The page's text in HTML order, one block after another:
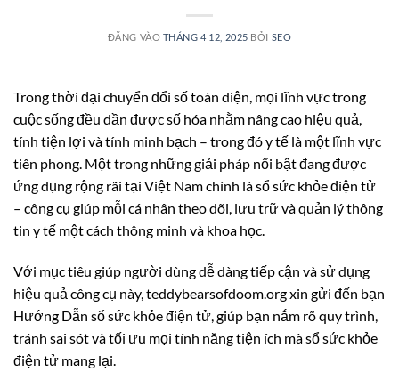
ĐĂNG VÀO THÁNG 4 12, 2025 BỞI SEO
Trong thời đại chuyển đổi số toàn diện, mọi lĩnh vực trong
cuộc sống đều dần được số hóa nhằm nâng cao hiệu quả,
tính tiện lợi và tính minh bạch – trong đó y tế là một lĩnh vực
tiên phong. Một trong những giải pháp nổi bật đang được
ứng dụng rộng rãi tại Việt Nam chính là sổ sức khỏe điện tử
– công cụ giúp mỗi cá nhân theo dõi, lưu trữ và quản lý thông
tin y tế một cách thông minh và khoa học.
Với mục tiêu giúp người dùng dễ dàng tiếp cận và sử dụng
hiệu quả công cụ này, teddybearsofdoom.org xin gửi đến bạn
Hướng Dẫn sổ sức khỏe điện tử, giúp bạn nắm rõ quy trình,
tránh sai sót và tối ưu mọi tính năng tiện ích mà sổ sức khỏe
điện tử mang lại.